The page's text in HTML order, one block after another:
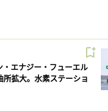
・エナジー・フューエル
所拡大。水素ステーショ